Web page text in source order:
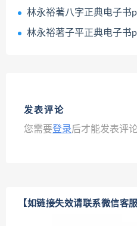
林永裕著八字正典电子书
林永裕著子平正典电子书
发表评论
您需要登录后才能发表评
【如链接失效请联系微信客